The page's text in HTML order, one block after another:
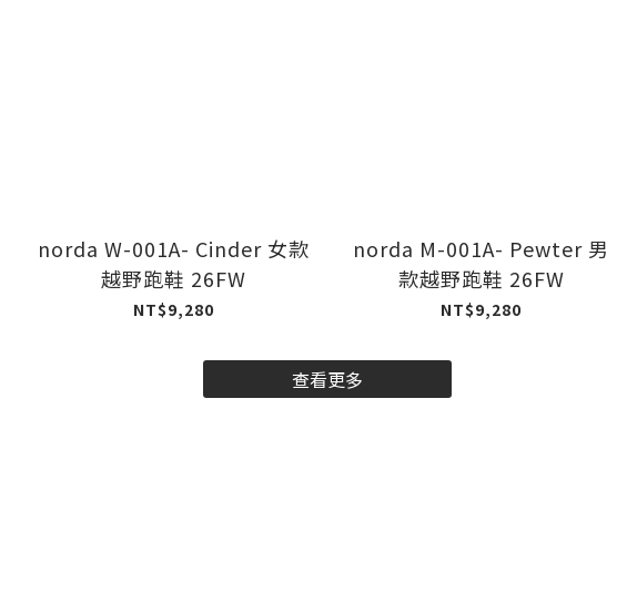
norda W-001A- Cinder 女款
越野跑鞋 26FW
NT$9,280
norda M-001A- Pewter 男
款越野跑鞋 26FW
NT$9,280
查看更多